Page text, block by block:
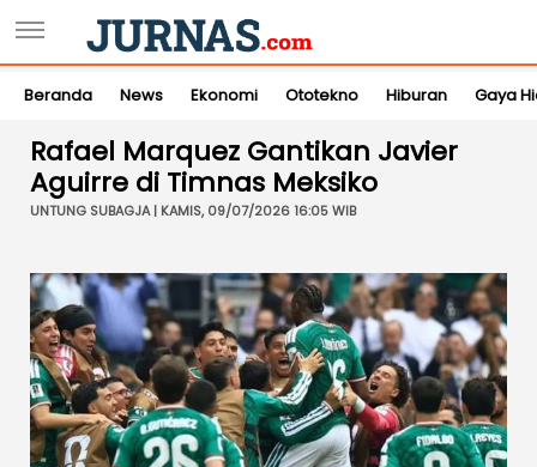
Beranda News Ekonomi Ototekno Hiburan Gaya
Rafael Marquez Gantikan Javier
Aguirre di Timnas Meksiko
UNTUNG SUBAGJA | KAMIS, 09/07/2026 16:05 WIB